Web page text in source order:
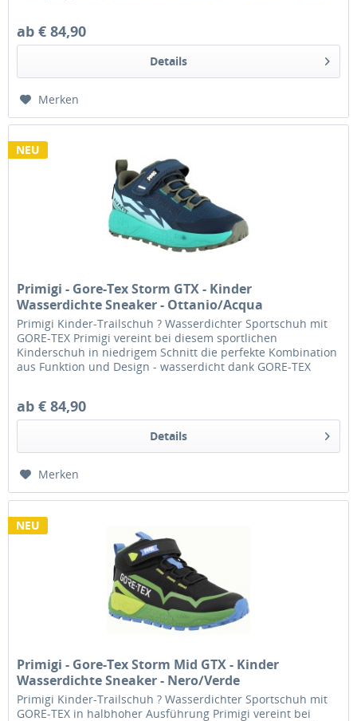
ab € 84,90
Details
Merken
NEU
Primigi - Gore-Tex Storm GTX - Kinder
Wasserdichte Sneaker - Ottanio/Acqua
Primigi Kinder-Trailschuh ? Wasserdichter Sportschuh mit
GORE-TEX Primigi vereint bei diesem sportlichen
Kinderschuh in niedrigem Schnitt die perfekte Kombination
aus Funktion und Design - wasserdicht dank GORE-TEX
ab € 84,90
Details
Merken
NEU
Primigi - Gore-Tex Storm Mid GTX - Kinder
Wasserdichte Sneaker - Nero/Verde
Primigi Kinder-Trailschuh ? Wasserdichter Sportschuh mit
GORE-TEX in halbhoher Ausführung Primigi vereint bei